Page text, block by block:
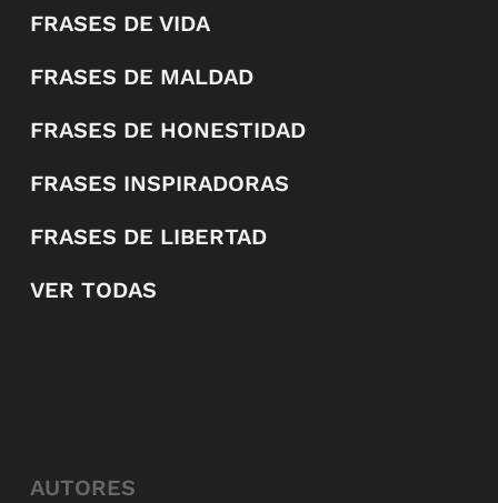
FRASES DE VIDA
FRASES DE MALDAD
FRASES DE HONESTIDAD
FRASES INSPIRADORAS
FRASES DE LIBERTAD
VER TODAS
AUTORES